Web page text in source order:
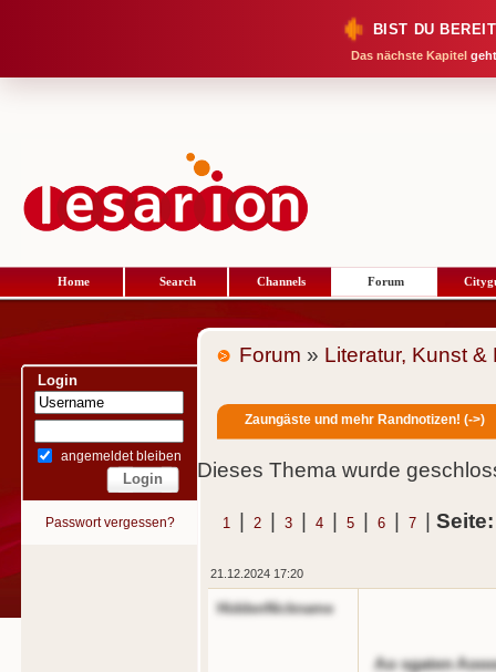
BIST DU
Das nächste Kapitel
Home Search Channels Forum
Login
angemeldet bleiben
Passwort vergessen?
Forum » Literatur, Kunst &
Zaungäste und mehr Randnotizen! (->)
Dieses Thema wurde
1 | 2 | 3 | 4 | 5 | 6 | 7 |
21.12.2024 17:20
HiddenNickname
Ao sgaten